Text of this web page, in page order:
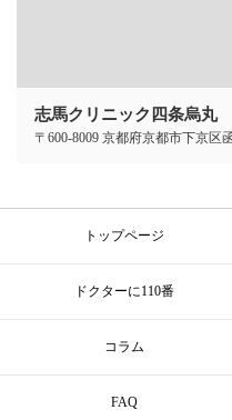
志馬クリニック四条烏丸
〒600-8009 京都府京都市下京区
トップページ
ドクターに110番
コラム
FAQ